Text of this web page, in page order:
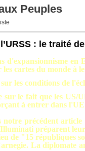
Peuples
: le traité
d'expansionnisme en
cartes du monde à
les conditions de
sur le fait que les
à entrer dans
notre précédent article
préparent
de "15 républiques
La diplomate